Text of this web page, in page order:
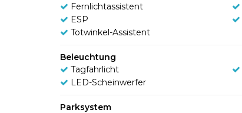
Fernlichtassistent
ESP
Totwinkel-Assistent
Beleuchtung
Tagfahrlicht
LED-Scheinwerfer
Parksystem